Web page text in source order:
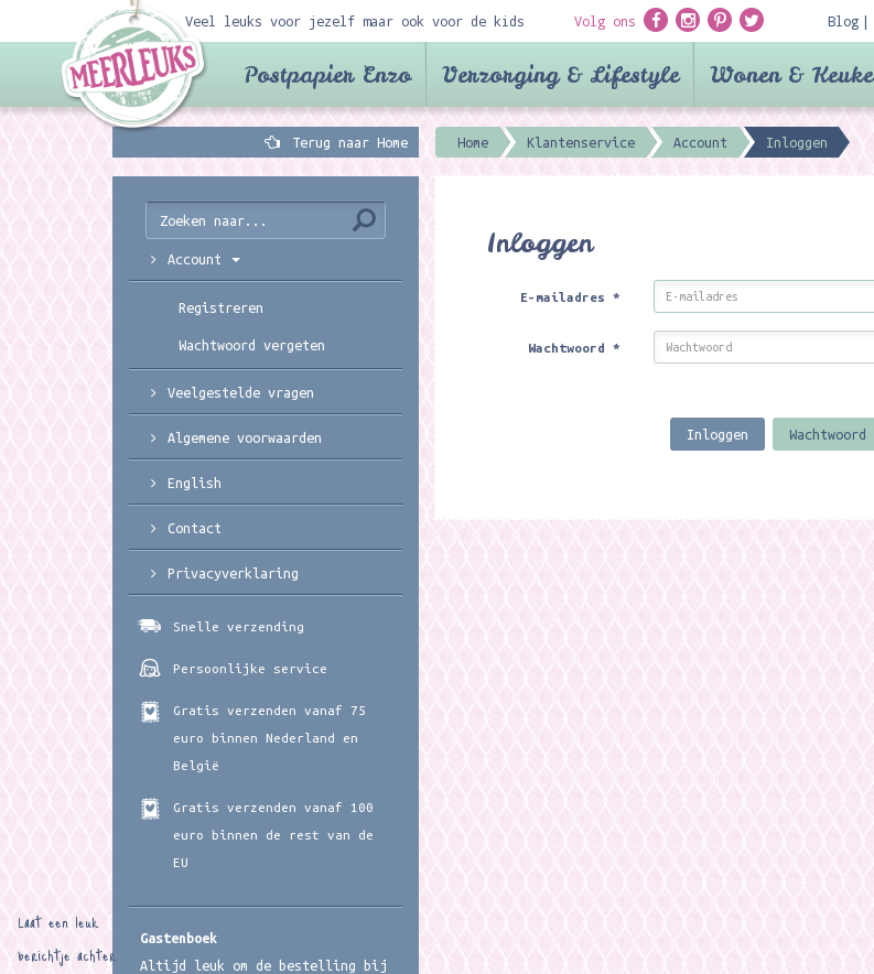
Veel leuks voor jezelf maar ook voor de kids Volg ons Blog
Postpapier Enzo Verzorging & Lifestyle Wonen &
Terug naar Home Home Klantenservice Account Inloggen
Inloggen
E-mailadres*
Wachtwoord*
Inloggen
Account
Registreren
Wachtwoord vergeten
Veelgestelde vragen
Algemene voorwaarden
English
Contact
Privacyverklaring
Snelle verzending
Persoonlijke service
Gratis verzenden vanaf 75
euro binnen Nederland en
België
Gratis verzenden vanaf 100
euro binnen de rest van de
EU
Gastenboek
Altijd leuk om de bestelling bij
Laat een leuk
berichtje achter